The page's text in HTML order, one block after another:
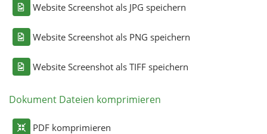
Website Screenshot als JPG speichern
Website Screenshot als PNG speichern
Website Screenshot als TIFF speichern
Dokument Dateien komprimieren
PDF komprimieren